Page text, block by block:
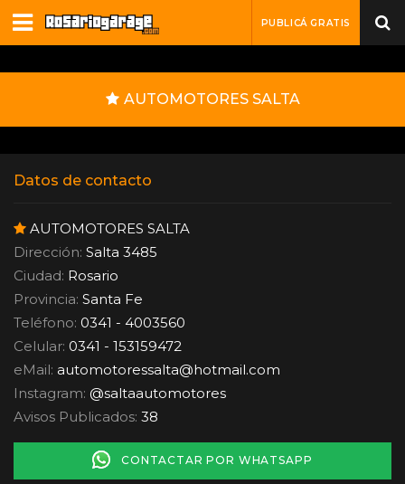
PUBLICÁ GRATIS
AUTOMOTORES SALTA
Datos de contacto
AUTOMOTORES SALTA
Dirección: Salta 3485
Ciudad: Rosario
Provincia: Santa Fe
Teléfono: 0341 - 4003560
Celular: 0341 - 153159472
eMail: automotoressalta@hotmail.com
Instagram: @saltaautomotores
Avisos Publicados: 38
CONTACTAR POR WHATSAPP